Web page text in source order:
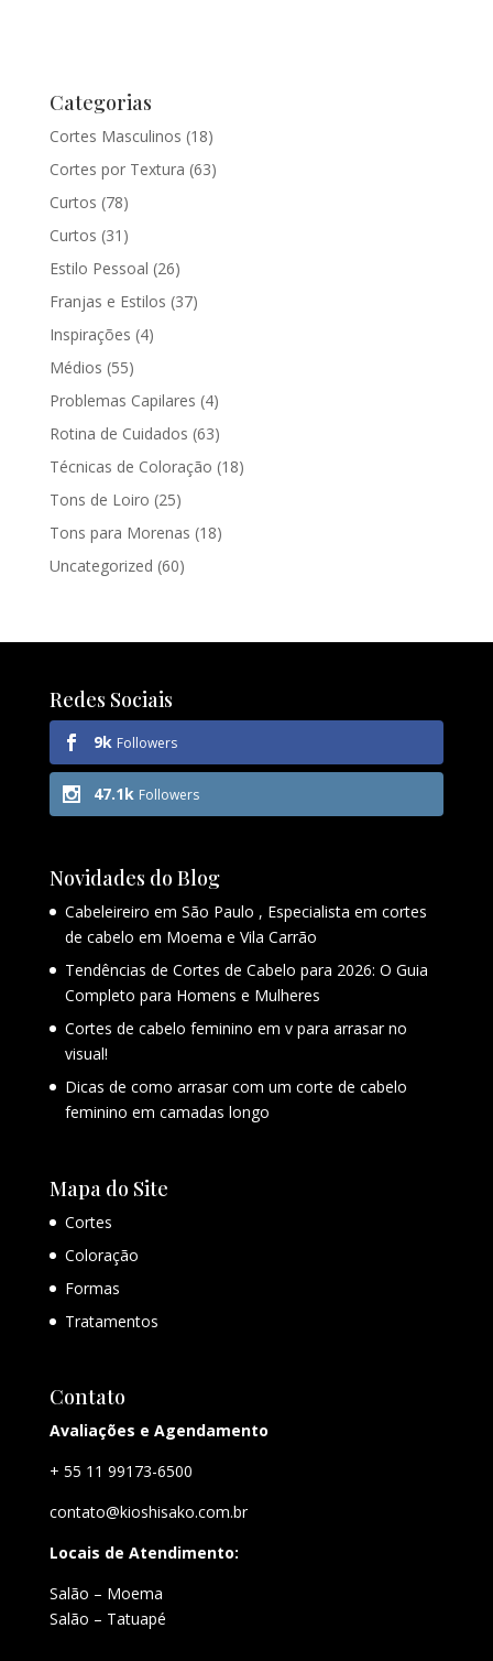
Categorias
Cortes Masculinos (18)
Cortes por Textura (63)
Curtos (78)
Curtos (31)
Estilo Pessoal (26)
Franjas e Estilos (37)
Inspirações (4)
Médios (55)
Problemas Capilares (4)
Rotina de Cuidados (63)
Técnicas de Coloração (18)
Tons de Loiro (25)
Tons para Morenas (18)
Uncategorized (60)
Redes Sociais
9k Followers
47.1k Followers
Novidades do Blog
Cabeleireiro em São Paulo , Especialista em cortes
de cabelo em Moema e Vila Carrão
Tendências de Cortes de Cabelo para 2026: O Guia
Completo para Homens e Mulheres
Cortes de cabelo feminino em v para arrasar no
visual!
Dicas de como arrasar com um corte de cabelo
feminino em camadas longo
Mapa do Site
Cortes
Coloração
Formas
Tratamentos
Contato
Avaliações e Agendamento
+ 55 11 99173-6500
contato@kioshisako.com.br
Locais de Atendimento:
Salão – Moema
Salão – Tatuapé